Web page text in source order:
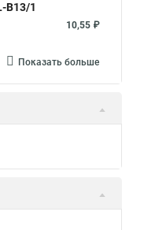
B13/1
10,55 ₽
Показать больше